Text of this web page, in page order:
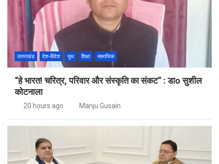
उत्तराखंड देश-विदेश यूथ शिक्षा सामाजिक
“हे भारत! चरित्र, परिवार और संस्कृति का संकट” : डाo सुशील
कोटनाला
20 hours ago Manju Gusain